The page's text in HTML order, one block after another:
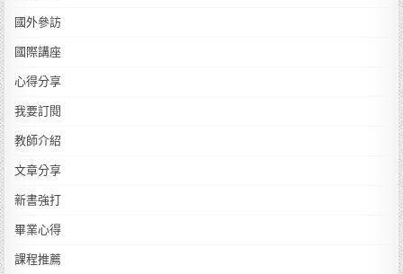
國外參訪
國際講座
心得分享
我要訂閱
教師介紹
文章分享
新書強打
畢業心得
課程推薦